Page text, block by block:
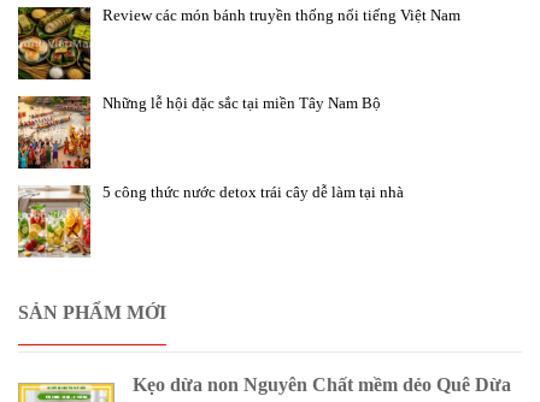
Review các món bánh truyền thống nổi tiếng Việt Nam
Những lễ hội đặc sắc tại miền Tây Nam Bộ
5 công thức nước detox trái cây dễ làm tại nhà
SẢN PHẨM MỚI
Kẹo dừa non Nguyên Chất mềm dẻo Quê Dừa